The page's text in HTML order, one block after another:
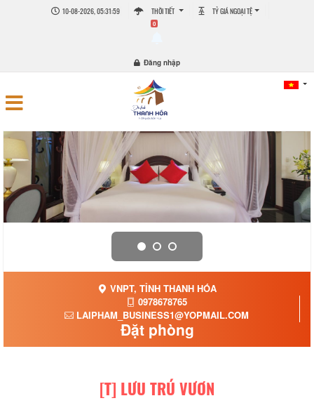
10-08-2026, 05:31:59 THỜI TIẾT TỶ GIÁ NGOẠI TỆ
0
Đăng nhập
VNPT, TỈNH THANH HÓA
0978678765
LAIPHAM_BUSINESS1@YOPMAIL.COM
Đặt phòng
[T] LƯU TRÚ VƯƠN